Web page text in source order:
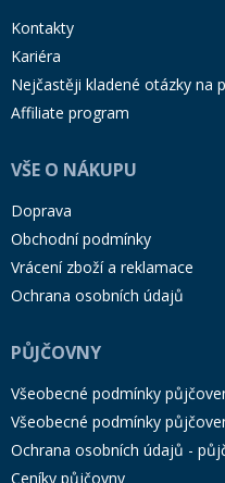
Kontakty
Kariéra
Nejčastěji kladené otázky na
Affiliate program
VŠE O NÁKUPU
Doprava
Obchodní podmínky
Vrácení zboží a reklamace
Ochrana osobních údajů
PŮJČOVNY
Všeobecné podmínky
Všeobecné podmínky
Ochrana osobních údajů -
Ceníky půjčovny